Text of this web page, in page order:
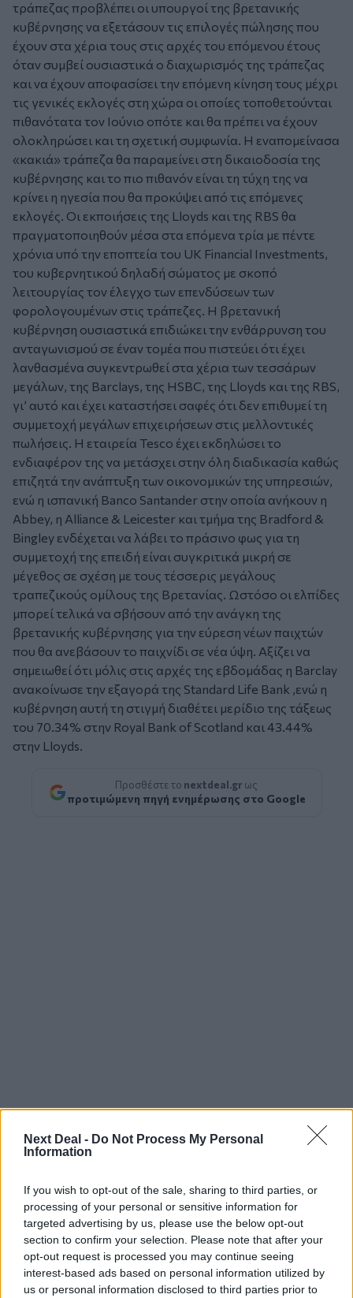
Next Deal - Do Not Process My Personal
Information
If you wish to opt-out of the sale, sharing to third parties, or
processing of your personal or sensitive information for
targeted advertising by us, please use the below opt-out
section to confirm your selection. Please note that after your
opt-out request is processed you may continue seeing
interest-based ads based on personal information utilized by
us or personal information disclosed to third parties prior to
τράπεζας προβλέπει οι υπουργοί της βρετανικής
κυβέρνησης να εξετάσουν τις επιλογές πώλησης που
έχουν στα χέρια τους στις αρχές του επόμενου έτους
όταν συμβεί ουσιαστικά ο διαχωρισμός της τράπεζας
και να έχουν αποφασίσει την επόμενη κίνηση τους μέχρι
τις γενικές εκλογές στη χώρα οι οποίες τοποθετούνται
πιθανότατα τον Ιούνιο οπότε και θα πρέπει να έχουν
ολοκληρώσει και τη σχετική συμφωνία. Η εναπομείνασα
«κακιά» τράπεζα θα παραμείνει στη δικαιοδοσία της
κυβέρνησης και το πιο πιθανόν είναι τη τύχη της να
κρίνει η ηγεσία που θα προκύψει από τις επόμενες
εκλογές. Οι εκποιήσεις της Lloyds και της RBS θα
πραγματοποιηθούν μέσα στα επόμενα τρία με πέντε
χρόνια υπό την εποπτεία του UK Financial Investments,
του κυβερνητικού δηλαδή σώματος με σκοπό
λειτουργίας τον έλεγχο των επενδύσεων των
φορολογουμένων στις τράπεζες. Η βρετανική
κυβέρνηση ουσιαστικά επιδιώκει την ενθάρρυνση του
ανταγωνισμού σε έναν τομέα που πιστεύει ότι έχει
λανθασμένα συγκεντρωθεί στα χέρια των τεσσάρων
μεγάλων, της Barclays, της HSBC, της Lloyds και της RBS,
γι’ αυτό και έχει καταστήσει σαφές ότι δεν επιθυμεί τη
συμμετοχή μεγάλων επιχειρήσεων στις μελλοντικές
πωλήσεις. Η εταιρεία Tesco έχει εκδηλώσει το
ενδιαφέρον της να μετάσχει στην όλη διαδικασία καθώς
επιζητά την ανάπτυξη των οικονομικών της υπηρεσιών,
ενώ η ισπανική Banco Santander στην οποία ανήκουν η
Abbey, η Alliance & Leicester και τμήμα της Bradford &
Bingley ενδέχεται να λάβει το πράσινο φως για τη
συμμετοχή της επειδή είναι συγκριτικά μικρή σε
μέγεθος σε σχέση με τους τέσσερις μεγάλους
τραπεζικούς ομίλους της Βρετανίας. Ωστόσο οι ελπίδες
μπορεί τελικά να σβήσουν από την ανάγκη της
βρετανικής κυβέρνησης για την εύρεση νέων παιχτών
που θα ανεβάσουν το παιχνίδι σε νέα ύψη. Αξίζει να
σημειωθεί ότι μόλις στις αρχές της εβδομάδας η Barclay
ανακοίνωσε την εξαγορά της Standard Life Bank ,ενώ η
κυβέρνηση αυτή τη στιγμή διαθέτει μερίδιο της τάξεως
του 70.34% στην Royal Bank of Scotland και 43.44%
στην Lloyds.
Προσθέστε το nextdeal.gr ως
προτιμώμενη πηγή ενημέρωσης στο Google
Ροή ειδήσεων Δημοφιλή
10:28
Ομαδικά Ασφαλιστικά προϊόντα Επαγγελματικής
Συνταξιοδότησης: Νέο πεδίο ανάπτυξης για ασφαλιστικές και
ασφαλιστές